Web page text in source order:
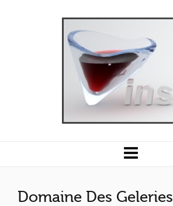
Domaine Des Geleries